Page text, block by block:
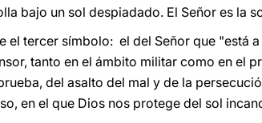
bajo un sol despiadado. El Señor es la
el tercer símbolo: el del Señor que "está
tanto en el ámbito militar como en el
del asalto del mal y de la
en el que Dios nos protege del sol